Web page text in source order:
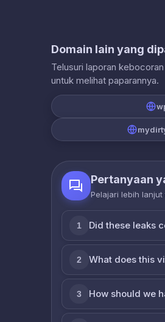
Domain lain yang
Telusuri laporan
untuk melihat paparannya.
Pertanyaan
Pelajari lebih
1 Did these leaks
2 What does this
3 How should we